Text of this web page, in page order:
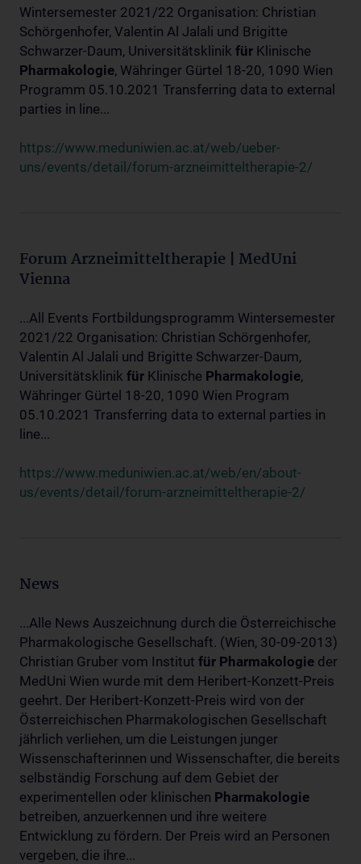
Wintersemester 2021/22 Organisation: Christian
Schörgenhofer, Valentin Al Jalali und Brigitte
Schwarzer-Daum, Universitätsklinik für Klinische
Pharmakologie, Währinger Gürtel 18-20, 1090 Wien
Programm 05.10.2021 Transferring data to external
parties in line...
https://www.meduniwien.ac.at/web/ueber-
uns/events/detail/forum-arzneimitteltherapie-2/
Forum Arzneimitteltherapie | MedUni
Vienna
...All Events Fortbildungsprogramm Wintersemester
2021/22 Organisation: Christian Schörgenhofer,
Valentin Al Jalali und Brigitte Schwarzer-Daum,
Universitätsklinik für Klinische Pharmakologie,
Währinger Gürtel 18-20, 1090 Wien Program
05.10.2021 Transferring data to external parties in
line...
https://www.meduniwien.ac.at/web/en/about-
us/events/detail/forum-arzneimitteltherapie-2/
News
...Alle News Auszeichnung durch die Österreichische
Pharmakologische Gesellschaft. (Wien, 30-09-2013)
Christian Gruber vom Institut für Pharmakologie der
MedUni Wien wurde mit dem Heribert-Konzett-Preis
geehrt. Der Heribert-Konzett-Preis wird von der
Österreichischen Pharmakologischen Gesellschaft
jährlich verliehen, um die Leistungen junger
Wissenschafterinnen und Wissenschafter, die bereits
selbständig Forschung auf dem Gebiet der
experimentellen oder klinischen Pharmakologie
betreiben, anzuerkennen und ihre weitere
Entwicklung zu fördern. Der Preis wird an Personen
vergeben, die ihre...